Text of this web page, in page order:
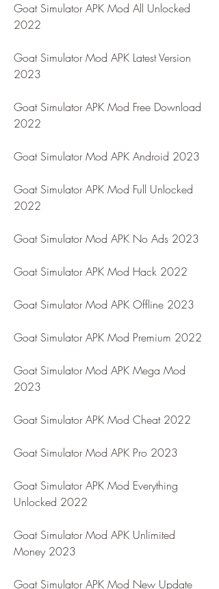
Goat Simulator APK Mod All Unlocked
2022
Goat Simulator Mod APK Latest Version
2023
Goat Simulator APK Mod Free Download
2022
Goat Simulator Mod APK Android 2023
Goat Simulator APK Mod Full Unlocked
2022
Goat Simulator Mod APK No Ads 2023
Goat Simulator APK Mod Hack 2022
Goat Simulator Mod APK Offline 2023
Goat Simulator APK Mod Premium 2022
Goat Simulator Mod APK Mega Mod
2023
Goat Simulator APK Mod Cheat 2022
Goat Simulator Mod APK Pro 2023
Goat Simulator APK Mod Everything
Unlocked 2022
Goat Simulator Mod APK Unlimited
Money 2023
Goat Simulator APK Mod New Update